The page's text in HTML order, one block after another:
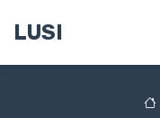
LUSI